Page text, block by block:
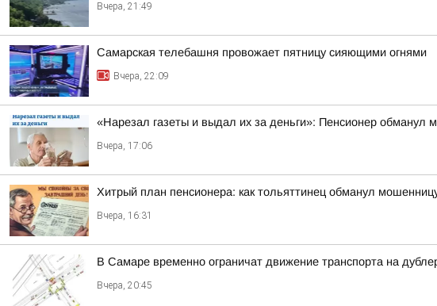
Вчера, 21:49
Самарская телебашня провожает пятницу сияющими огнями
Вчера, 22:09
«Нарезал газеты и выдал их за деньги»: Пенсионер обманул
Вчера, 17:06
Хитрый план пенсионера: как тольяттинец обманул
Вчера, 16:31
В Самаре временно ограничат движение транспорта на
Вчера, 20:45